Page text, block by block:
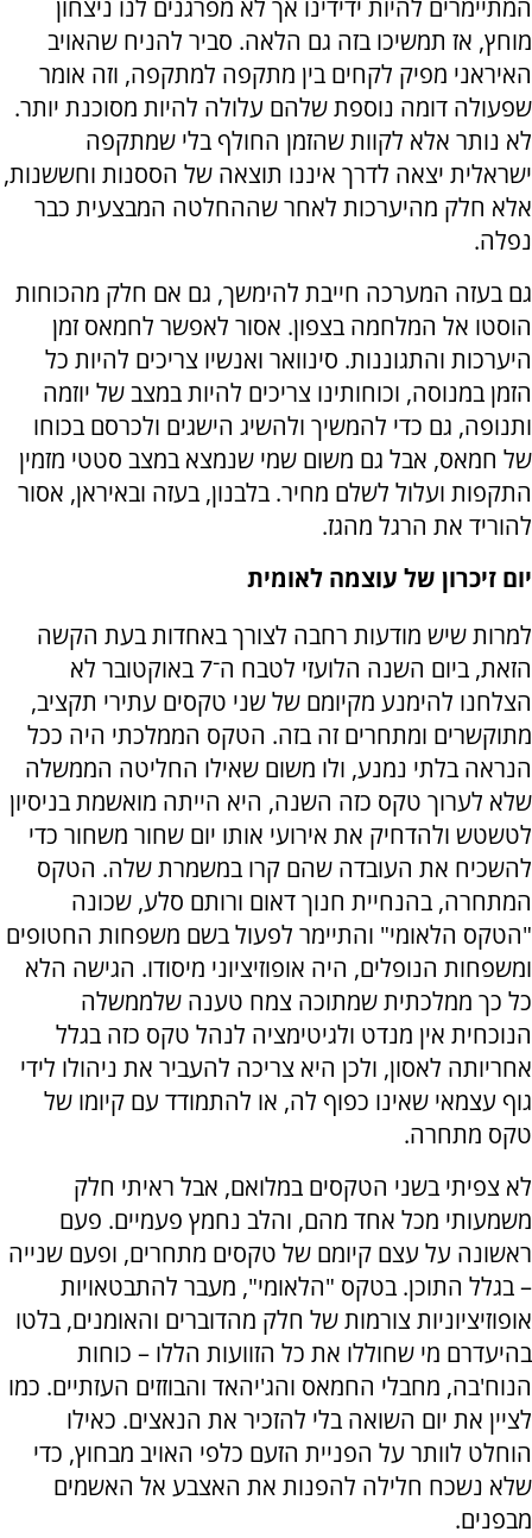
המתיימרים להיות ידידינו אך לא מפרגנים לנו ניצחון
מוחץ, אז תמשיכו בזה גם הלאה. סביר להניח שהאויב
האיראני מפיק לקחים בין מתקפה למתקפה, וזה אומר
שפעולה דומה נוספת שלהם עלולה להיות מסוכנת יותר.
לא נותר אלא לקוות שהזמן החולף בלי שמתקפה
ישראלית יצאה לדרך איננו תוצאה של הססנות וחששנות,
אלא חלק מהיערכות לאחר שההחלטה המבצעית כבר
נפלה.
גם בעזה המערכה חייבת להימשך, גם אם חלק מהכוחות
הוסטו אל המלחמה בצפון. אסור לאפשר לחמאס זמן
היערכות והתגוננות. סינוואר ואנשיו צריכים להיות כל
הזמן במנוסה, וכוחותינו צריכים להיות במצב של יוזמה
ותנופה, גם כדי להמשיך ולהשיג הישגים ולכרסם בכוחו
של חמאס, אבל גם משום שמי שנמצא במצב סטטי מזמין
התקפות ועלול לשלם מחיר. בלבנון, בעזה ובאיראן, אסור
להוריד את הרגל מהגז.
יום זיכרון של עוצמה לאומית
למרות שיש מודעות רחבה לצורך באחדות בעת הקשה
הזאת, ביום השנה הלועזי לטבח ה־7 באוקטובר לא
הצלחנו להימנע מקיומם של שני טקסים עתירי תקציב,
מתוקשרים ומתחרים זה בזה. הטקס הממלכתי היה ככל
הנראה בלתי נמנע, ולו משום שאילו החליטה הממשלה
שלא לערוך טקס כזה השנה, היא הייתה מואשמת בניסיון
לטשטש ולהדחיק את אירועי אותו יום שחור משחור כדי
להשכיח את העובדה שהם קרו במשמרת שלה. הטקס
המתחרה, בהנחיית חנוך דאום ורותם סלע, שכונה
"הטקס הלאומי" והתיימר לפעול בשם משפחות החטופים
ומשפחות הנופלים, היה אופוזיציוני מיסודו. הגישה הלא
כל כך ממלכתית שמתוכה צמח טענה שלממשלה
הנוכחית אין מנדט ולגיטימציה לנהל טקס כזה בגלל
אחריותה לאסון, ולכן היא צריכה להעביר את ניהולו לידי
גוף עצמאי שאינו כפוף לה, או להתמודד עם קיומו של
טקס מתחרה.
לא צפיתי בשני הטקסים במלואם, אבל ראיתי חלק
משמעותי מכל אחד מהם, והלב נחמץ פעמיים. פעם
ראשונה על עצם קיומם של טקסים מתחרים, ופעם שנייה
– בגלל התוכן. בטקס "הלאומי", מעבר להתבטאויות
אופוזיציוניות צורמות של חלק מהדוברים והאומנים, בלטו
בהיעדרם מי שחוללו את כל הזוועות הללו – כוחות
הנוח'בה, מחבלי החמאס והג'יהאד והבוזזים העזתיים. כמו
לציין את יום השואה בלי להזכיר את הנאצים. כאילו
הוחלט לוותר על הפניית הזעם כלפי האויב מבחוץ, כדי
שלא נשכח חלילה להפנות את האצבע אל האשמים
מבפנים.